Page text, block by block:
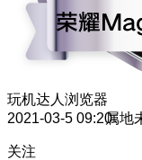
玩机达人 浏览器
2021-03-5 09:20属地
关注